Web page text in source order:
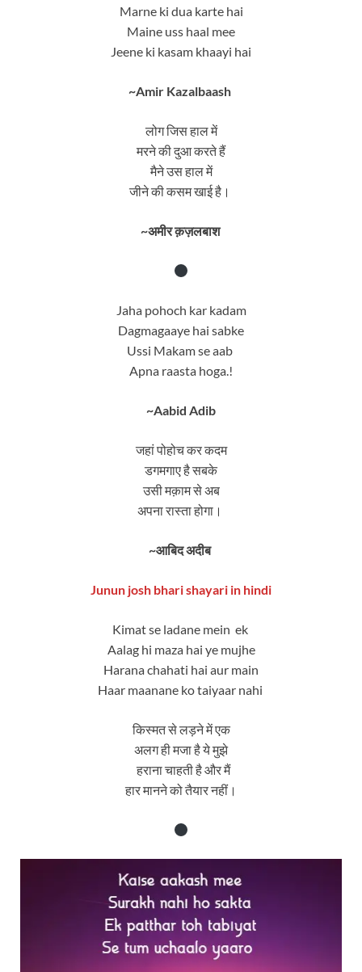
Marne ki dua karte hai
Maine uss haal mee
Jeene ki kasam khaayi hai
~Amir Kazalbaash
लोग जिस हाल में
मरने की दुआ करते हैं
मैने उस हाल में
जीने की कसम खाई है।
~अमीर क़ज़लबाश
Jaha pohoch kar kadam
Dagmagaaye hai sabke
Ussi Makam se aab
Apna raasta hoga.!
~Aabid Adib
जहां पोहोच कर कदम
डगमगाए है सबके
उसी मक़ाम से अब
अपना रास्ता होगा।
~आबिद अदीब
Junun josh bhari shayari in hindi
Kimat se ladane mein ek
Aalag hi maza hai ye mujhe
Harana chahati hai aur main
Haar maanane ko taiyaar nahi
किस्मत से लड़ने में एक
अलग ही मजा है ये मुझे
हराना चाहती है और मैं
हार मानने को तैयार नहीं।